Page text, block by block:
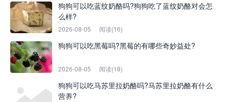
狗狗可以吃蓝纹奶酪吗?狗狗吃了蓝纹奶酪对会怎
么样?
2026-08-05 阅读(16)
狗狗可以吃黑莓吗?黑莓的有哪些奇妙益处?
2026-08-05 阅读(18)
狗狗可以吃马苏里拉奶酪吗?马苏里拉奶酪有什么
营养?